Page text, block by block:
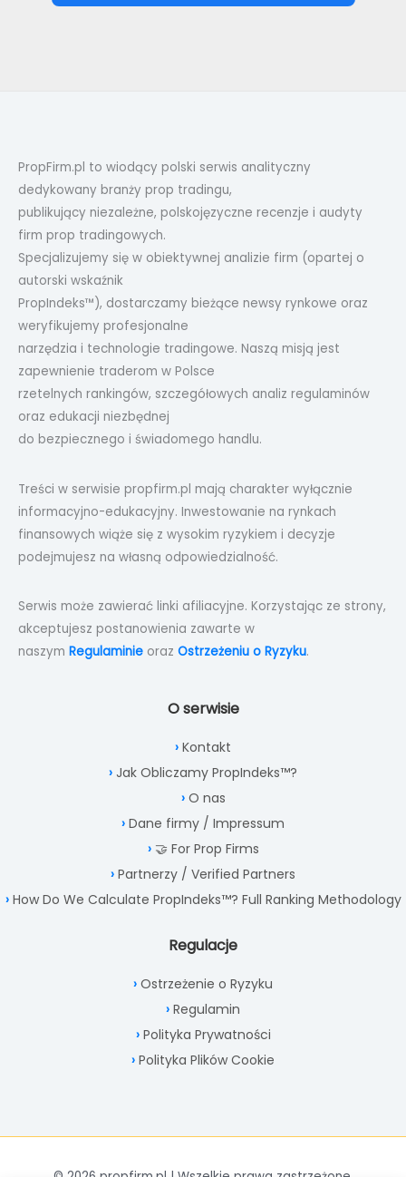
PropFirm.pl to wiodący polski serwis analityczny
dedykowany branży prop tradingu,
publikujący niezależne, polskojęzyczne recenzje i audyty
firm prop tradingowych.
Specjalizujemy się w obiektywnej analizie firm (opartej o
autorski wskaźnik
PropIndeks™), dostarczamy bieżące newsy rynkowe oraz
weryfikujemy profesjonalne
narzędzia i technologie tradingowe. Naszą misją jest
zapewnienie traderom w Polsce
rzetelnych rankingów, szczegółowych analiz regulaminów
oraz edukacji niezbędnej
do bezpiecznego i świadomego handlu.
Treści w serwisie propfirm.pl mają charakter wyłącznie
informacyjno-edukacyjny. Inwestowanie na rynkach
finansowych wiąże się z wysokim ryzykiem i decyzje
podejmujesz na własną odpowiedzialność.
Serwis może zawierać linki afiliacyjne. Korzystając ze strony,
akceptujesz postanowienia zawarte w
naszym Regulaminie oraz Ostrzeżeniu o Ryzyku.
O serwisie
Kontakt
Jak Obliczamy PropIndeks™?
O nas
Dane firmy / Impressum
🤝 For Prop Firms
Partnerzy / Verified Partners
How Do We Calculate PropIndeks™? Full Ranking Methodology
Regulacje
Ostrzeżenie o Ryzyku
Regulamin
Polityka Prywatności
Polityka Plików Cookie